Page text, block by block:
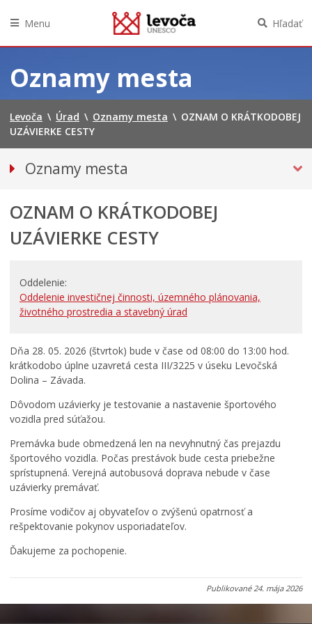
obsah
Menu Hľadať
Oznamy mesta
Levoča \ Úrad \ Oznamy mesta \ OZNAM O KRÁTKODOBEJ
UZÁVIERKE CESTY
Oznamy mesta
Bezpečnosť
DOPRAVA, ÚDRŽBA KOMUNIKÁCIÍ
Primátor informuje
Rodina, život, bývanie
Stavby, prenájmy a pozemky
Zamestnanie v samospráve
Životné prostredie a odpady
OZNAM O KRÁTKODOBEJ
UZÁVIERKE CESTY
Oddelenie
Oddelenie investičnej činnosti, územného plánovania,
životného prostredia a stavebný úrad
Dňa 28. 05. 2026 (štvrtok) bude v čase od 08:00 do 13:00 hod.
krátkodobo úplne uzavretá cesta III/3225 v úseku Levočská
Dolina – Závada.
Dôvodom uzávierky je testovanie a nastavenie športového
vozidla pred súťažou.
Premávka bude obmedzená len na nevyhnutný čas prejazdu
športového vozidla. Počas prestávok bude cesta priebežne
sprístupnená. Verejná autobusová doprava nebude v čase
uzávierky premávať.
Prosíme vodičov aj obyvateľov o zvýšenú opatrnosť a
rešpektovanie pokynov usporiadateľov.
Ďakujeme za pochopenie.
Publikované24. mája 2026